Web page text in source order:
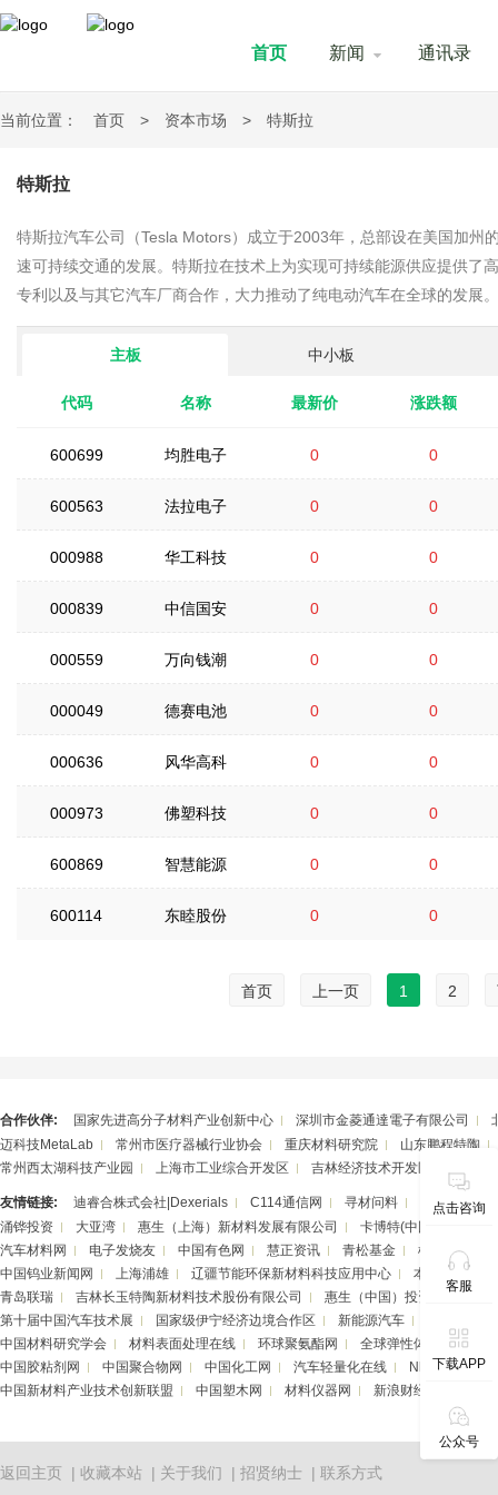
首页 新闻 通讯录
当前位置： 首页 > 资本市场 > 特斯拉
特斯拉
特斯拉汽车公司（Tesla Motors）成立于2003年，总部设在美国加州
速可持续交通的发展。特斯拉在技术上为实现可持续能源供应提供了
专利以及与其它汽车厂商合作，大力推动了纯电动汽车在全球的发展。
主板 中小板
代码 名称 最新价 涨跌额
600699 均胜电子 0 0
600563 法拉电子 0 0
000988 华工科技 0 0
000839 中信国安 0 0
000559 万向钱潮 0 0
000049 德赛电池 0 0
000636 风华高科 0 0
000973 佛塑科技 0 0
600869 智慧能源 0 0
600114 东睦股份 0 0
首页 上一页 1 2
合作伙伴: 国家先进高分子材料产业创新中心 深圳市金菱通達電子有限公司
迈科技MetaLab
常州市医疗器械行业协会 重庆材料研究院
山东鹏程特陶
常州西太湖科技产业园
上海市工业综合开发区 吉林经济技术开发区
友情链接: 迪睿合株式会社|Dexerials C114通信网 寻材问料
潮州三环（
涌铧投资
大亚湾 惠生（上海）新材料发展有限公司
卡博特(中国)投资有限
汽车材料网
电子发烧友 中国有色网 慧正资讯 青松基金
柯尼卡美能达
中国钨业新闻网
上海浦雄 辽疆节能环保新材料科技应用中心
本隆商事（天
青岛联瑞
吉林长玉特陶新材料技术股份有限公司
惠生（中国）投资有限公司
第十届中国汽车技术展
国家级伊宁经济边境合作区 新能源汽车
中国材料研究学会
材料表面处理在线 环球聚氨酯网
全球弹性体产业门户
中国胶粘剂网
中国聚合物网 中国化工网 汽车轻量化在线 Nhzy资讯
中国新材料产业技术创新联盟
中国塑木网 材料仪器网 新浪财经
返回主页 | 收藏本站 | 关于我们 | 招贤纳士 | 联系方式
点击咨询
客服
下载APP
公众号